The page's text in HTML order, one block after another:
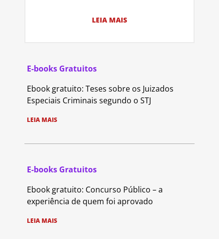
LEIA MAIS
E-books Gratuitos
Ebook gratuito: Teses sobre os Juizados
Especiais Criminais segundo o STJ
LEIA MAIS
E-books Gratuitos
Ebook gratuito: Concurso Público – a
experiência de quem foi aprovado
LEIA MAIS